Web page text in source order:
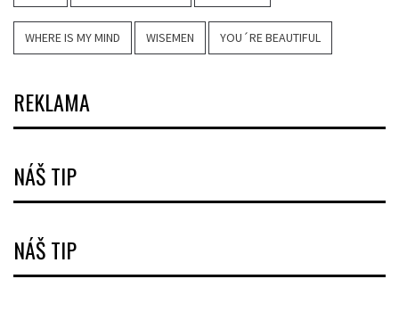
WHERE IS MY MIND WISEMEN YOU´RE BEAUTIFUL
REKLAMA
NÁŠ TIP
NÁŠ TIP